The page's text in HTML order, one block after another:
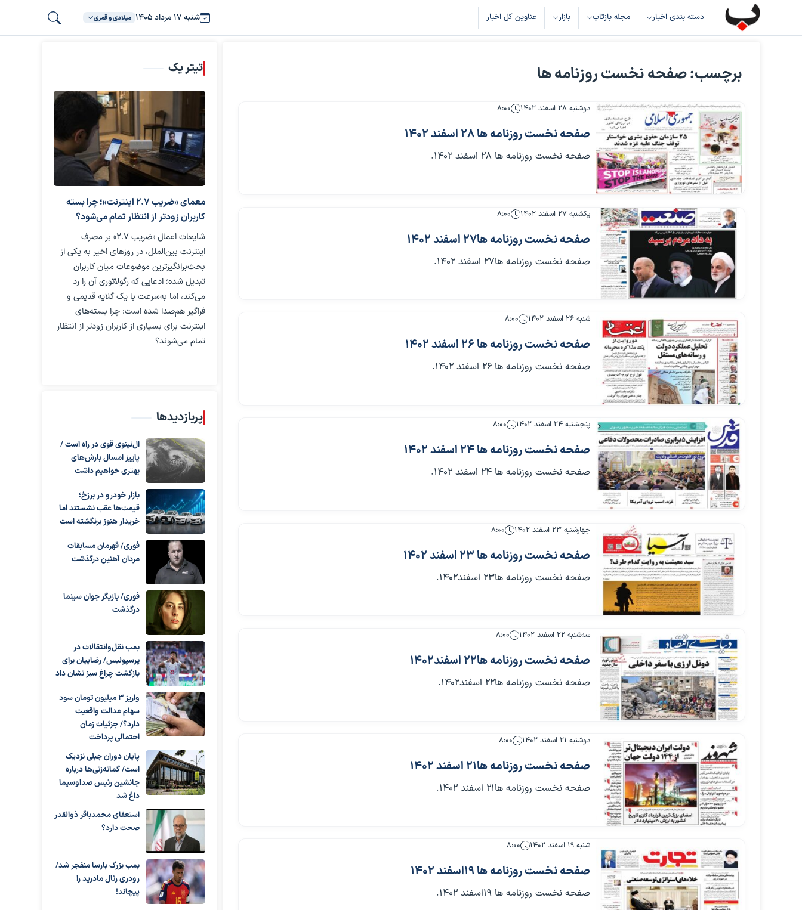
دسته بندی اخبار مجله بازتاب بازار عناوین کل اخبار شنبه ۱۷ مرداد ۱۴۰۵ میلادی و قمری
برچسب: صفحه نخست روزنامه ها
دوشنبه ۲۸ اسفند ۱۴۰۲ ۸:۰۰
صفحه نخست روزنامه ها 28 اسفند 1402
صفحه نخست روزنامه ها 28 اسفند 1402.
یکشنبه ۲۷ اسفند ۱۴۰۲ ۸:۰۰
صفحه نخست روزنامه ها27 اسفند 1402
صفحه نخست روزنامه ها27 اسفند 1402.
شنبه ۲۶ اسفند ۱۴۰۲ ۸:۰۰
صفحه نخست روزنامه ها 26 اسفند 1402
صفحه نخست روزنامه ها 26 اسفند 1402.
پنجشنبه ۲۴ اسفند ۱۴۰۲ ۸:۰۰
صفحه نخست روزنامه ها 24 اسفند 1402
صفحه نخست روزنامه ها 24 اسفند 1402.
چهارشنبه ۲۳ اسفند ۱۴۰۲ ۸:۰۰
صفحه نخست روزنامه ها 23 اسفند 1402
صفحه نخست روزنامه ها23 اسفند1402.
سه‌شنبه ۲۲ اسفند ۱۴۰۲ ۸:۰۰
صفحه نخست روزنامه ها22 اسفند1402
صفحه نخست روزنامه ها22 اسفند1402.
دوشنبه ۲۱ اسفند ۱۴۰۲ ۸:۰۰
صفحه نخست روزنامه ها21 اسفند 1402
صفحه نخست روزنامه ها21 اسفند 1402.
شنبه ۱۹ اسفند ۱۴۰۲ ۸:۰۰
صفحه نخست روزنامه ها 19اسفند 1402
صفحه نخست روزنامه ها 19اسفند 1402.
تیتر یک
معمای «ضریب ۲.۷ اینترنت»؛ چرا بسته
کاربران زودتر از انتظار تمام می‌شود؟
شایعات اعمال «ضریب ۲.۷» بر مصرف
اینترنت بین‌الملل، در روزهای اخیر به یکی از
بحث‌برانگیزترین موضوعات میان کاربران
تبدیل شده؛ ادعایی که رگولاتوری آن را رد
می‌کند، اما به‌سرعت با یک گلایه قدیمی و
فراگیر هم‌صدا شده است: چرا بسته‌های
اینترنت برای بسیاری از کاربران زودتر از انتظار
تمام می‌شوند؟
پربازدیدها
ال‌نینوی قوی در راه است /
پاییز امسال بارش‌های
بهتری خواهیم داشت
بازار خودرو در برزخ؛
قیمت‌ها عقب نشستند اما
خریدار هنوز برنگشته است
فوری/ قهرمان مسابقات
مردان آهنین درگذشت
فوری/ بازیگر جوان سینما
درگذشت
بمب نقل‌وانتقالات در
پرسپولیس/ رضاییان برای
بازگشت چراغ سبز نشان داد
واریز ۳ میلیون تومان سود
سهام عدالت واقعیت
دارد؟/ جزئیات زمان
احتمالی پرداخت
پایان دوران جبلی نزدیک
است/ گمانه‌زنی‌ها درباره
جانشین رئیس صداوسیما
داغ شد
استعفای محمدباقر ذوالقدر
صحت دارد؟
بمب بزرگ بارسا منفجر شد/
رودری رئال مادرید را
پیچاند!